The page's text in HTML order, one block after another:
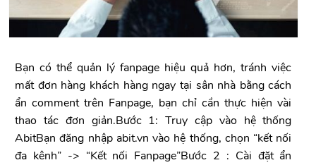
Bạn có thể quản lý fanpage hiệu quả hơn, tránh việc
mất đơn hàng khách hàng ngay tại sân nhà bằng cách
ẩn comment trên Fanpage, bạn chỉ cần thực hiện vài
thao tác đơn giản.Bước 1: Truy cập vào hệ thống
AbitBạn đăng nhập abit.vn vào hệ thống, chọn “kết nối
đa kênh” -> “Kết nối Fanpage”Bước 2 : Cài đặt ẩn